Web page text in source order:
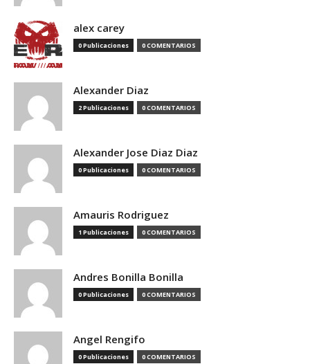
alex carey
0 Publicaciones 0 COMENTARIOS
Alexander Diaz
2 Publicaciones 0 COMENTARIOS
Alexander Jose Diaz Diaz
0 Publicaciones 0 COMENTARIOS
Amauris Rodriguez
1 Publicaciones 0 COMENTARIOS
Andres Bonilla Bonilla
0 Publicaciones 0 COMENTARIOS
Angel Rengifo
0 Publicaciones 0 COMENTARIOS